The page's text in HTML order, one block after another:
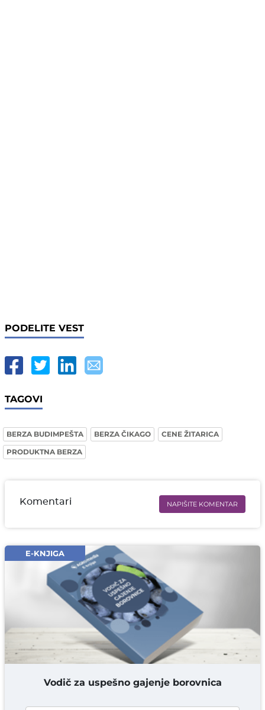
PODELITE VEST
TAGOVI
BERZA BUDIMPEŠTA BERZA ČIKAGO
CENE ŽITARICA
PRODUKTNA BERZA
Komentari NAPIŠITE KOMENTAR
Email* obavezno
Komentar* obavezno
DODAJ KOMENTAR
E-KNJIGA
Vodič za uspešno gajenje borovnica